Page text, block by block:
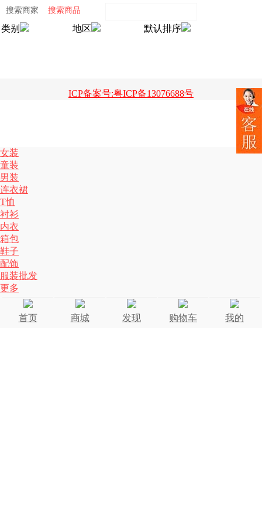
搜索商家 搜索商品
类别 地区 默认排序
ICP备案号:粤ICP备13076688号
女装
童装
男装
连衣裙
T恤
衬衫
内衣
箱包
鞋子
配饰
服装批发
更多
首页 商城 发现 购物车 我的